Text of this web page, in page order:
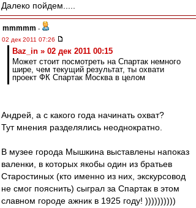
Далеко пойдем.....
mmmmm -
02 дек 2011 07:26
Baz_in » 02 дек 2011 00:15
Может стоит посмотреть на Спартак немного
шире, чем текущий результат, ты охвати
проект ФК Спартак Москва в целом
Андрей, а с какого года начинать охват?
Тут мнения разделялись неоднократно.
В музее города Мышкина выставлены напоказ
валенки, в которых якобы один из братьев
Старостиных (кто именно из них, экскурсовод
не смог пояснить) сыграл за Спартак в этом
славном городе ажник в 1925 году! ))))))))))